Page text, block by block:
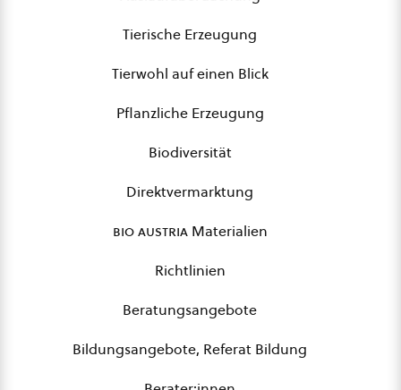
Tierische Erzeugung
Tierwohl auf einen Blick
Pflanzliche Erzeugung
Biodiversität
Direktvermarktung
bio austriaMaterialien
Richtlinien
Beratungsangebote
Bildungsangebote, Referat Bildung